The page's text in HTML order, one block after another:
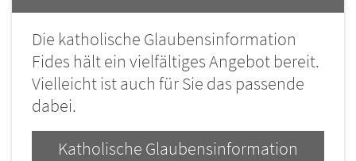
Die katholische Glaubensinformation
Fides hält ein vielfältiges Angebot bereit.
Vielleicht ist auch für Sie das passende
dabei.
Katholische Glaubensinformation